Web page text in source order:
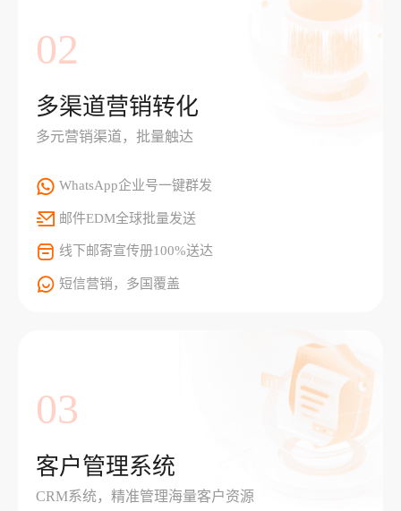
02
多渠道营销转化
多元营销渠道，批量触达
WhatsApp企业号一键群发
邮件EDM全球批量发送
线下邮寄宣传册100%送达
短信营销，多国覆盖
03
客户管理系统
CRM系统，精准管理海量客户资源